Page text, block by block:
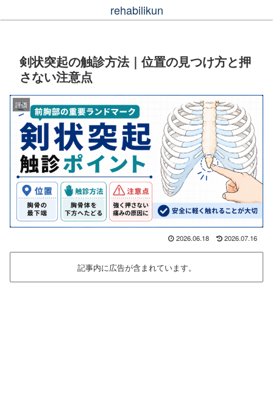
rehabilikun
剣状突起の触診方法｜位置の見つけ方と押
さない注意点
評価
2026.06.18 2026.07.16
記事内に広告が含まれています。